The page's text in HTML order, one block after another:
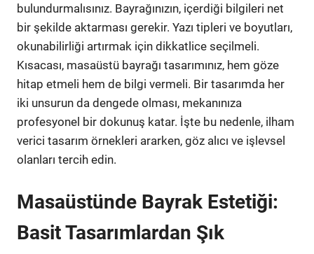
bulundurmalısınız. Bayrağınızın, içerdiği bilgileri net
bir şekilde aktarması gerekir. Yazı tipleri ve boyutları,
okunabilirliği artırmak için dikkatlice seçilmeli.
Kısacası, masaüstü bayrağı tasarımınız, hem göze
hitap etmeli hem de bilgi vermeli. Bir tasarımda her
iki unsurun da dengede olması, mekanınıza
profesyonel bir dokunuş katar. İşte bu nedenle, ilham
verici tasarım örnekleri ararken, göz alıcı ve işlevsel
olanları tercih edin.
Masaüstünde Bayrak Estetiği:
Basit Tasarımlardan Şık